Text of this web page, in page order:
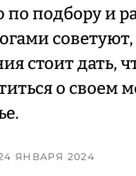
по подбору и
советуют,
стоит дать,
о своем
ЯНВАРЯ 2024